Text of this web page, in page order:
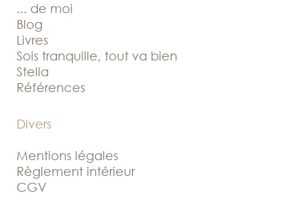
... de moi
Blog
Livres
Sois tranquille, tout va bien
Stella
Références
Divers
Mentions légales
Règlement intérieur
CGV